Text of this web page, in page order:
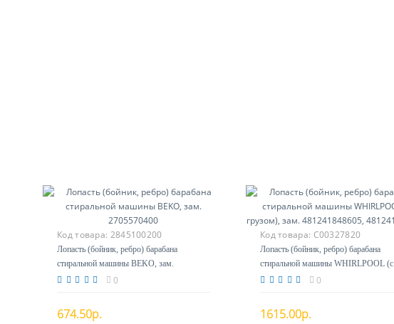
Код товара: 2845100200
Лопасть (бойник, ребро) барабана
стиральной машины BEKO, зам.
2705570400
0
674.50р.
Код товара: C00327820
Лопасть (бойник, ребро) барабана
стиральной машины WHIRLPOOL (с
грузом), зам. 481241848605,
0
1615.00р.